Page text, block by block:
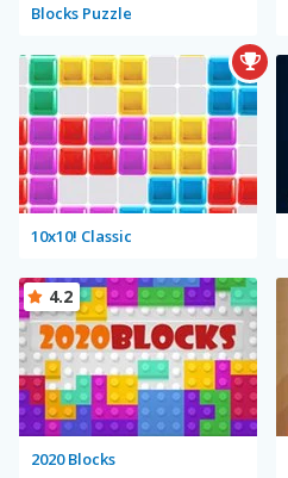
Blocks Puzzle
10x10! Classic
2020 Blocks
4.2